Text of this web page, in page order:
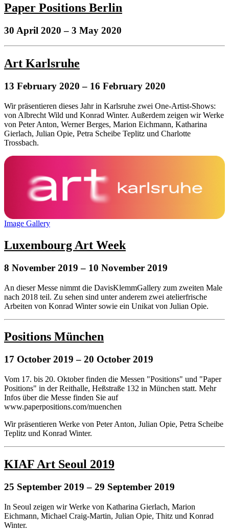
Paper Positions Berlin
30 April 2020 – 3 May 2020
Art Karlsruhe
13 February 2020 – 16 February 2020
Wir präsentieren dieses Jahr in Karlsruhe zwei One-Artist-Shows:
von Albrecht Wild und Konrad Winter. Außerdem zeigen wir Werke
von Peter Anton, Werner Berges, Marion Eichmann, Katharina
Gierlach, Julian Opie, Petra Scheibe Teplitz und Charlotte
Trossbach.
Image Gallery
Luxembourg Art Week
8 November 2019 – 10 November 2019
An dieser Messe nimmt die DavisKlemmGallery zum zweiten Male
nach 2018 teil. Zu sehen sind unter anderem zwei atelierfrische
Arbeiten von Konrad Winter sowie ein Unikat von Julian Opie.
Positions München
17 October 2019 – 20 October 2019
Vom 17. bis 20. Oktober finden die Messen "Positions" und "Paper
Positions" in der Reithalle, Heßstraße 132 in München statt. Mehr
Infos über die Messe finden Sie auf
www.paperpositions.com/muenchen
Wir präsentieren Werke von Peter Anton, Julian Opie, Petra Scheibe
Teplitz und Konrad Winter.
KIAF Art Seoul 2019
25 September 2019 – 29 September 2019
In Seoul zeigen wir Werke von Katharina Gierlach, Marion
Eichmann, Michael Craig-Martin, Julian Opie, Thitz und Konrad
Winter.